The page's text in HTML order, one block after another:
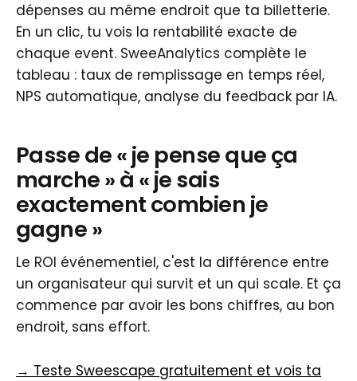
dépenses au même endroit que ta billetterie.
En un clic, tu vois la rentabilité exacte de
chaque event. SweeAnalytics complète le
tableau : taux de remplissage en temps réel,
NPS automatique, analyse du feedback par IA.
Passe de « je pense que ça
marche » à « je sais
exactement combien je
gagne »
Le ROI événementiel, c'est la différence entre
un organisateur qui survit et un qui scale. Et ça
commence par avoir les bons chiffres, au bon
endroit, sans effort.
→ Teste Sweescape gratuitement et vois ta